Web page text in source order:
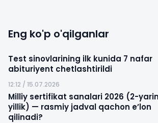
Eng ko'p o'qilganlar
Test sinovlarining ilk kunida 7 nafar
abituriyent chetlashtirildi
12:12 / 15.07.2026
Milliy sertifikat sanalari 2026 (2-
yillik) — rasmiy jadval qachon e’lon
qilinadi?